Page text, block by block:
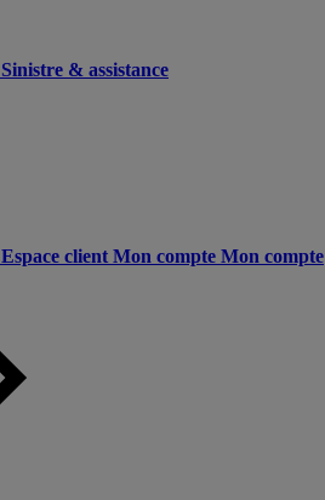
Sinistre & assistance
Espace client Mon compte Mon compte